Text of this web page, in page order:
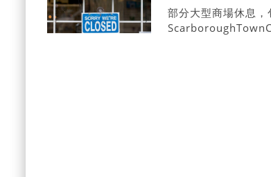
部分大型商場休息